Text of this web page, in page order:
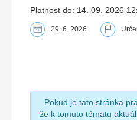
Platnost do: 14. 09. 2026
29. 6. 2026
Pokud je tato stránka
že k tomuto tématu